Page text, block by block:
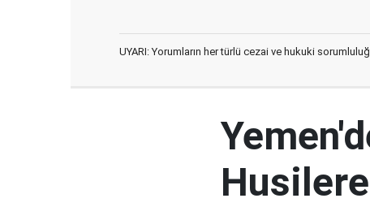
UYARI: Yorumların her türlü cezai ve hukuki